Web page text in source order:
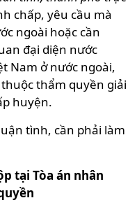
chấp, yêu cầu mà
ngoài hoặc cần
đại diện nước
Nam ở nước ngoài,
thẩm quyền giải
huyện.
tình, cần phải làm
tại Tòa án nhân